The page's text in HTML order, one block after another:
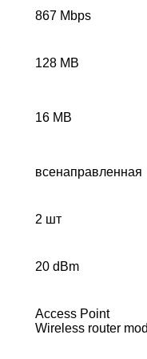
867 Mbps
128 MB
16 MB
всенаправленная
2 шт
20 dBm
Access Point
Wireless router